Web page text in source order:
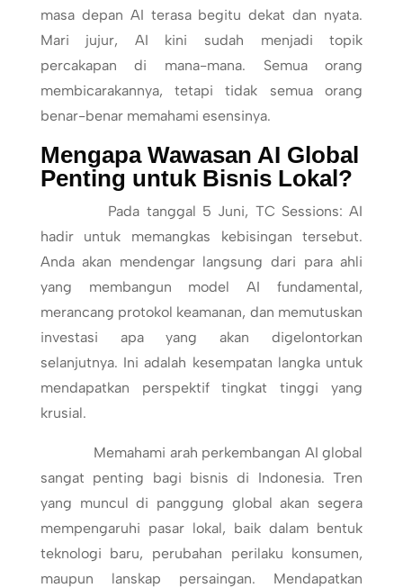
masa depan AI terasa begitu dekat dan nyata.
Mari jujur, AI kini sudah menjadi topik
percakapan di mana-mana. Semua orang
membicarakannya, tetapi tidak semua orang
benar-benar memahami esensinya.
Mengapa Wawasan AI Global
Penting untuk Bisnis Lokal?
Pada tanggal 5 Juni, TC Sessions: AI
hadir untuk memangkas kebisingan tersebut.
Anda akan mendengar langsung dari para ahli
yang membangun model AI fundamental,
merancang protokol keamanan, dan memutuskan
investasi apa yang akan digelontorkan
selanjutnya. Ini adalah kesempatan langka untuk
mendapatkan perspektif tingkat tinggi yang
krusial.
Memahami arah perkembangan AI global
sangat penting bagi bisnis di Indonesia. Tren
yang muncul di panggung global akan segera
mempengaruhi pasar lokal, baik dalam bentuk
teknologi baru, perubahan perilaku konsumen,
maupun lanskap persaingan. Mendapatkan